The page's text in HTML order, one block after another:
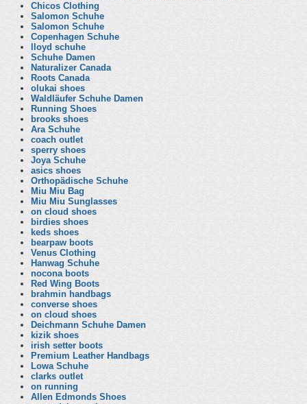
Chicos Clothing
Salomon Schuhe
Salomon Schuhe
Copenhagen Schuhe
lloyd schuhe
Schuhe Damen
Naturalizer Canada
Roots Canada
olukai shoes
Waldläufer Schuhe Damen
Running Shoes
brooks shoes
Ara Schuhe
coach outlet
sperry shoes
Joya Schuhe
asics shoes
Orthopädische Schuhe
Miu Miu Bag
Miu Miu Sunglasses
on cloud shoes
birdies shoes
keds shoes
bearpaw boots
Venus Clothing
Hanwag Schuhe
nocona boots
Red Wing Boots
brahmin handbags
converse shoes
on cloud shoes
Deichmann Schuhe Damen
kizik shoes
irish setter boots
Premium Leather Handbags
Lowa Schuhe
clarks outlet
on running
Allen Edmonds Shoes